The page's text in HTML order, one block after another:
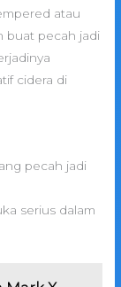
atau
buat pecah jadi
cidera di
pecah jadi
serius dalam